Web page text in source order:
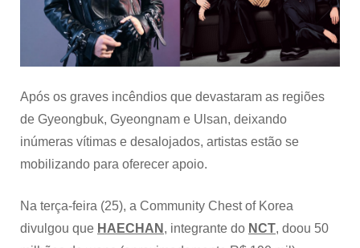
na
do
Após os graves incêndios que devastaram as regiões
de Gyeongbuk, Gyeongnam e Ulsan, deixando
inúmeras vítimas e desalojados, artistas estão se
mobilizando para oferecer apoio.
Na terça-feira (25), a Community Chest of Korea
divulgou que HAECHAN , integrante do NCT, doou 50